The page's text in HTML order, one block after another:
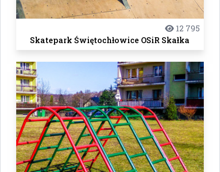
12 795
Skatepark Świętochłowice OSiR Skałka